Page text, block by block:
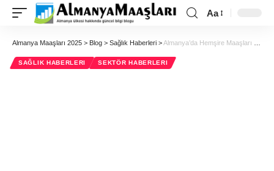
Aa
Almanya Maaşları 2025 > Blog > Sağlık Haberleri >Almanya’da Hemşire Maaşları Refah Sınırını Aşıyor
SAĞLIK HABERLERI SEKTÖR HABERLERI